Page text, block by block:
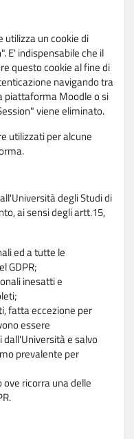
un cookie di
E' indispensabile che il
questo cookie al fine di
navigando tra
piattaforma Moodle o si
viene eliminato.
utilizzati per alcune
degli Studi di
ai sensi degli artt.15,
ed a tutte le
GDPR;
inesatti e
fatta eccezione per
essere
e salvo
prevalente per
ricorra una delle